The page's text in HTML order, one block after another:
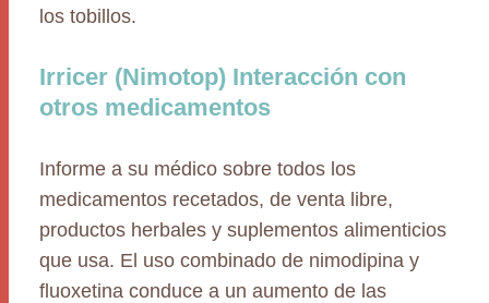
los tobillos.
Irricer (Nimotop) Interacción con
otros medicamentos
Informe a su médico sobre todos los
medicamentos recetados, de venta libre,
productos herbales y suplementos alimenticios
que usa. El uso combinado de nimodipina y
fluoxetina conduce a un aumento de las